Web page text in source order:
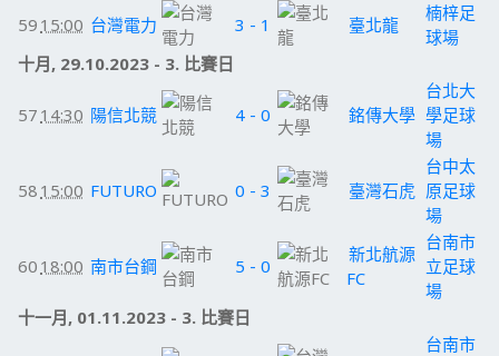
59 15:00 台灣電力 3 - 1 臺北龍
楠梓足
球場
十月, 29.10.2023 - 3. 比賽日
57 14:30 陽信北競 4 - 0 銘傳大學
台北大
學足球
場
58 15:00 FUTURO 0 - 3 臺灣石虎
台中太
原足球
場
60 18:00 南市台鋼 5 - 0
新北航源
FC
台南市
立足球
場
十一月, 01.11.2023 - 3. 比賽日
台南市